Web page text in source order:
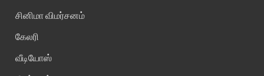
சினிமா விமர்சனம்
கேலரி
வீடியோஸ்